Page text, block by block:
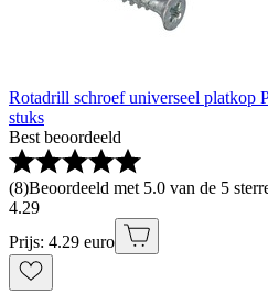
Rotadrill schroef universeel platkop
stuks
Best beoordeeld
(8)Beoordeeld met 5.0 van de 5
4.29
Prijs: 4.29 euro